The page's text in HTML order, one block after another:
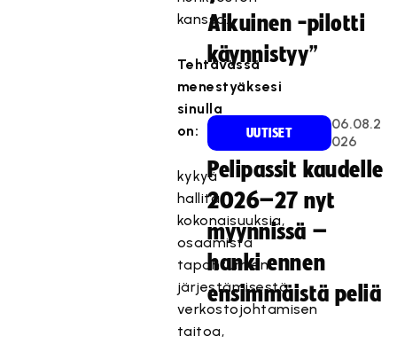
kanssa.
Tehtävässä
menestyäksesi
sinulla
on:
kykyä
hallita
kokonaisuuksia,
osaamista
tapahtumien
järjestämisestä,
verkostojohtamisen
taitoa,
Aikuinen -pilotti
käynnistyy”
UUTISET
06.08.2
026
Pelipassit kaudelle
2026–27 nyt
myynnissä –
hanki ennen
ensimmäistä peliä